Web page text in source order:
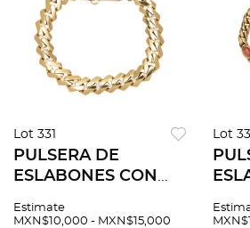
Lot 331
PULSERA DE
ESLABONES CON
EN ORO AMARILLO
Estimate
MXN$10,000 - MXN$15,000
Lot